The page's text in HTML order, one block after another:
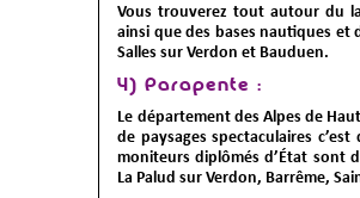
Vous trouverez tout autour du
ainsi que des bases nautiques et
Salles sur Verdon et Bauduen.
4) Parapente :
Le département des Alpes de
de paysages spectaculaires
moniteurs diplômés d’État sont
La Palud sur Verdon, Barrême,